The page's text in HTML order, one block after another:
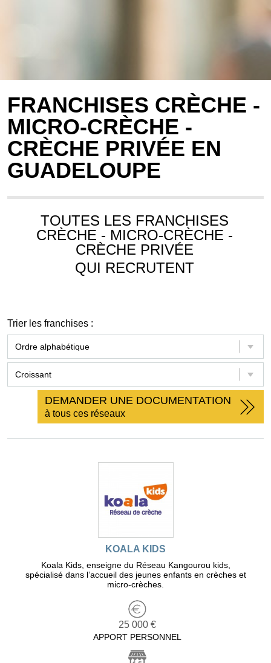
FRANCHISES CRÈCHE -
MICRO-CRÈCHE -
CRÈCHE PRIVÉE EN
GUADELOUPE
TOUTES LES FRANCHISES
CRÈCHE - MICRO-CRÈCHE -
CRÈCHE PRIVÉE
QUI RECRUTENT
Trier les franchises :
DEMANDER UNE DOCUMENTATION
à tous ces réseaux
KOALA KIDS
Koala Kids, enseigne du Réseau Kangourou kids,
spécialisé dans l’accueil des jeunes enfants en crèches et
micro-crèches.
25 000 €
APPORT PERSONNEL